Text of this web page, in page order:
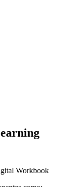
Workbook